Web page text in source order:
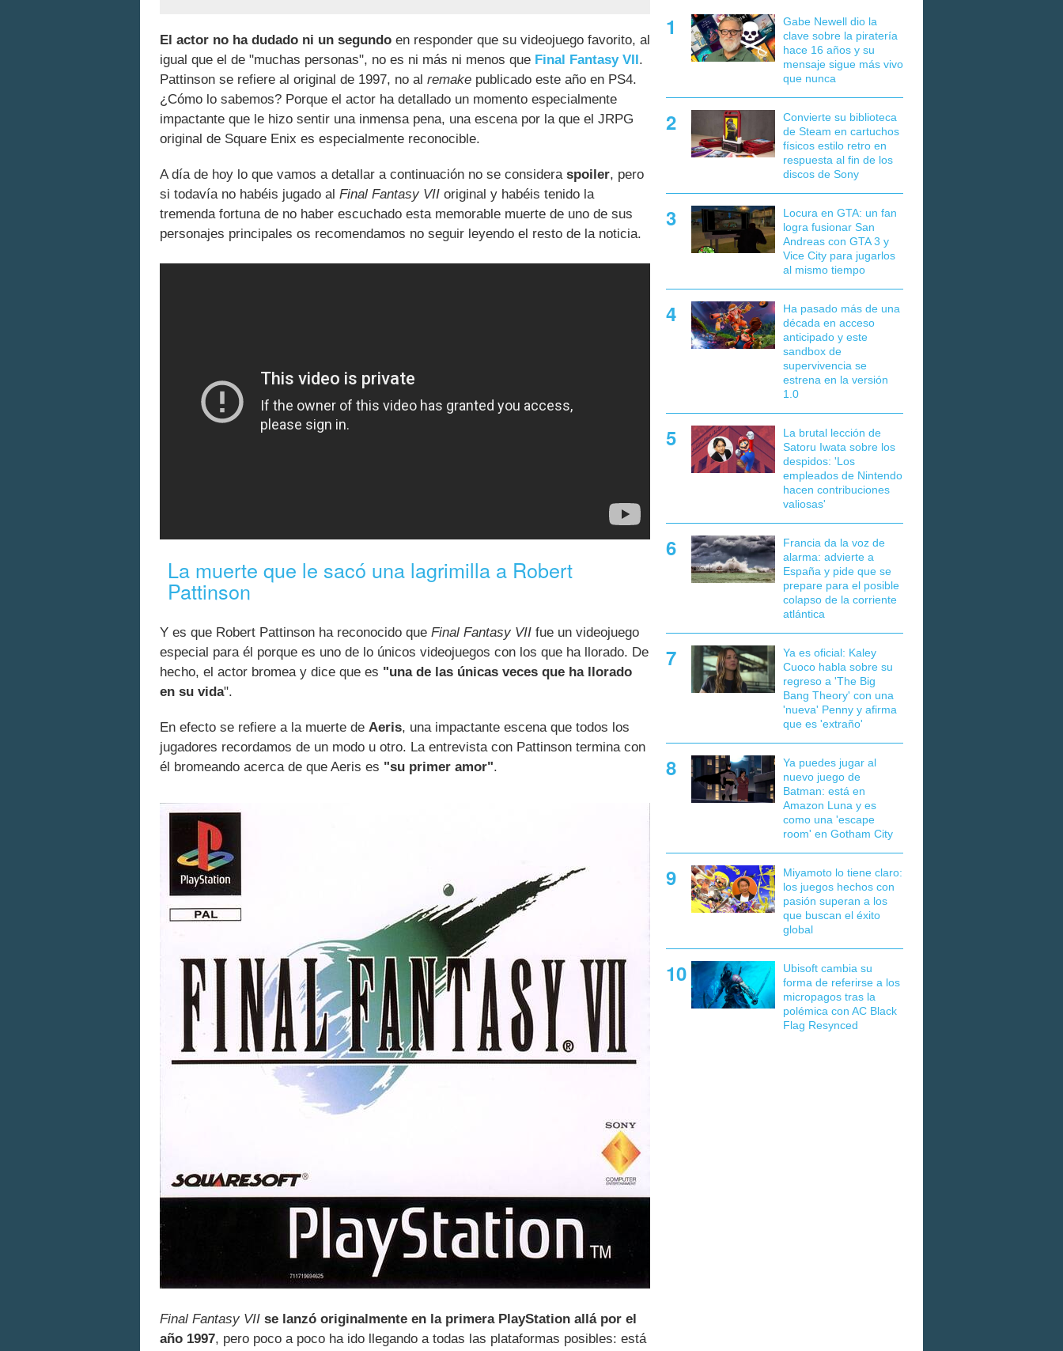
El actor no ha dudado ni un segundo en responder que su videojuego favorito, al
igual que el de "muchas personas", no es ni más ni menos que Final Fantasy VII .
Pattinson se refiere al original de 1997, no al remake publicado este año en PS4.
¿Cómo lo sabemos? Porque el actor ha detallado un momento especialmente
impactante que le hizo sentir una inmensa pena, una escena por la que el JRPG
original de Square Enix es especialmente reconocible.
A día de hoy lo que vamos a detallar a continuación no se considera spoiler, pero
si todavía no habéis jugado al Final Fantasy VII original y habéis tenido la
tremenda fortuna de no haber escuchado esta memorable muerte de uno de sus
personajes principales os recomendamos no seguir leyendo el resto de la noticia.
La muerte que le sacó una lagrimilla a Robert
Pattinson
Y es que Robert Pattinson ha reconocido que Final Fantasy VII fue un videojuego
especial para él porque es uno de lo únicos videojuegos con los que ha llorado. De
hecho, el actor bromea y dice que es "una de las únicas veces que ha llorado
en su vida".
En efecto se refiere a la muerte de Aeris, una impactante escena que todos los
jugadores recordamos de un modo u otro. La entrevista con Pattinson termina con
él bromeando acerca de que Aeris es "su primer amor".
Final Fantasy VII se lanzó originalmente en la primera PlayStation allá por el
año 1997, pero poco a poco ha ido llegando a todas las plataformas posibles: está
Gabe Newell dio la
clave sobre la piratería
hace 16 años y su
mensaje sigue más vivo
que nunca
Convierte su biblioteca
de Steam en cartuchos
físicos estilo retro en
respuesta al fin de los
discos de Sony
Locura en GTA: un fan
logra fusionar San
Andreas con GTA 3 y
Vice City para jugarlos
al mismo tiempo
Ha pasado más de una
década en acceso
anticipado y este
sandbox de
supervivencia se
estrena en la versión
1.0
La brutal lección de
Satoru Iwata sobre los
despidos: 'Los
empleados de Nintendo
hacen contribuciones
valiosas'
Francia da la voz de
alarma: advierte a
España y pide que se
prepare para el posible
colapso de la corriente
atlántica
Ya es oficial: Kaley
Cuoco habla sobre su
regreso a 'The Big
Bang Theory' con una
'nueva' Penny y afirma
que es 'extraño'
Ya puedes jugar al
nuevo juego de
Batman: está en
Amazon Luna y es
como una 'escape
room' en Gotham City
Miyamoto lo tiene claro:
los juegos hechos con
pasión superan a los
que buscan el éxito
global
Ubisoft cambia su
forma de referirse a los
micropagos tras la
polémica con AC Black
Flag Resynced